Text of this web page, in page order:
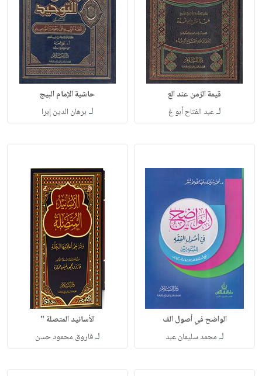
قيمة الزمن عند الع
لـعبد الفتاح أبو غ
حاشية الإمام البيج
لـ برهان الدين إبرا
الواضح في أصول الف
لـ محمد سليمان عبد
الأسانيد المتصلة "
لـفاروق محمود حسن